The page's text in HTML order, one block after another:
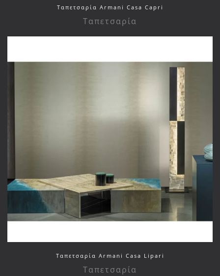
Ταπετσαρία Armani Casa Capri
Ταπετσαρία
Ταπετσαρία Armani Casa Lipari
Ταπετσαρία